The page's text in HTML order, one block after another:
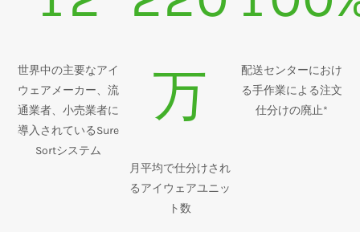
世界中の主要なアイ
ウェアメーカー、流
通業者、小売業者に
導入されているSure
Sortシステム
万
月平均で仕分けされ
るアイウェアユニッ
ト数
配送センターにおけ
る手作業による注文
仕分けの廃止*